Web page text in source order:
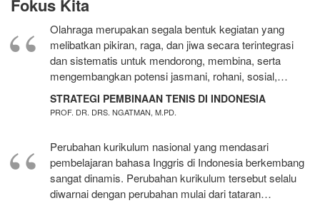
Fokus Kita
Olahraga merupakan segala bentuk kegiatan yang
melibatkan pikiran, raga, dan jiwa secara terintegrasi
dan sistematis untuk mendorong, membina, serta
mengembangkan potensi jasmani, rohani, sosial,…
STRATEGI PEMBINAAN TENIS DI INDONESIA
PROF. DR. DRS. NGATMAN, M.PD.
Perubahan kurikulum nasional yang mendasari
pembelajaran bahasa Inggris di Indonesia berkembang
sangat dinamis. Perubahan kurikulum tersebut selalu
diwarnai dengan perubahan mulai dari tataran…